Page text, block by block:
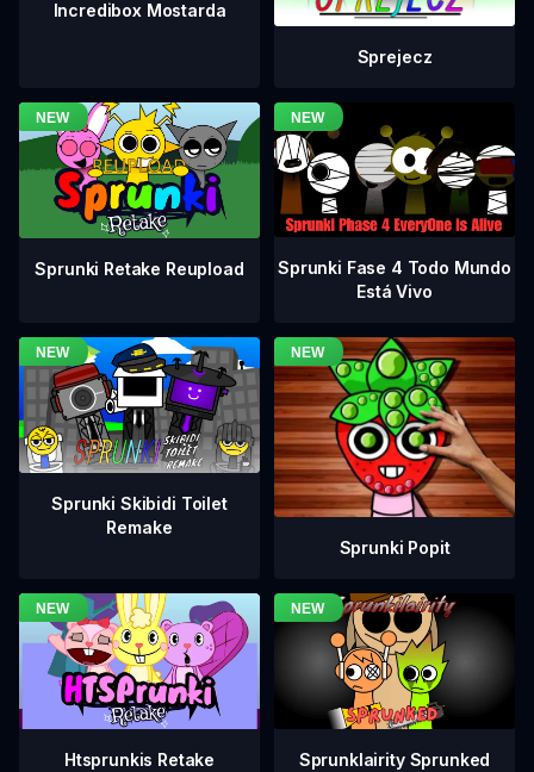
Incredibox Mostarda
Sprejecz
Sprunki Retake Reupload
Sprunki Fase 4 Todo Mundo
Está Vivo
Sprunki Skibidi Toilet
Remake
Sprunki Popit
Htsprunkis Retake Sprunklairity Sprunked